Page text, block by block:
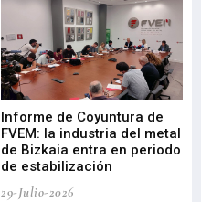
Informe de Coyuntura de
FVEM: la industria del metal
de Bizkaia entra en periodo
de estabilización
29-Julio-2026